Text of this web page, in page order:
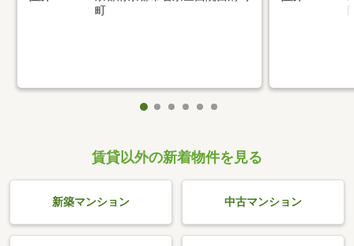
町
賃貸以外の新着物件を見る
新築マンション 中古マンション